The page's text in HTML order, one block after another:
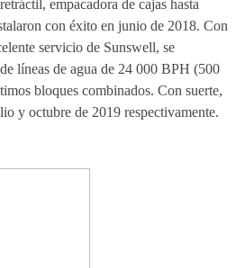
empacadora de cajas hasta
con éxito en junio de 2018. Con
servicio de Sunswell, se
líneas de agua de 24 000 BPH (500
bloques combinados. Con suerte,
y octubre de 2019 respectivamente.